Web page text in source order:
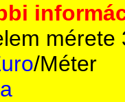
mérete
/Méter